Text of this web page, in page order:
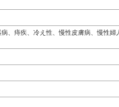
、痔疾、冷え性、慢性皮膚病、慢性婦